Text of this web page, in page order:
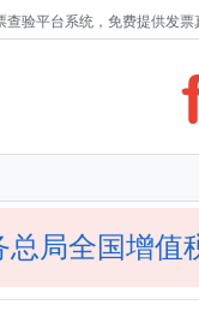
验平台系统，免费提供发票
总局全国增值